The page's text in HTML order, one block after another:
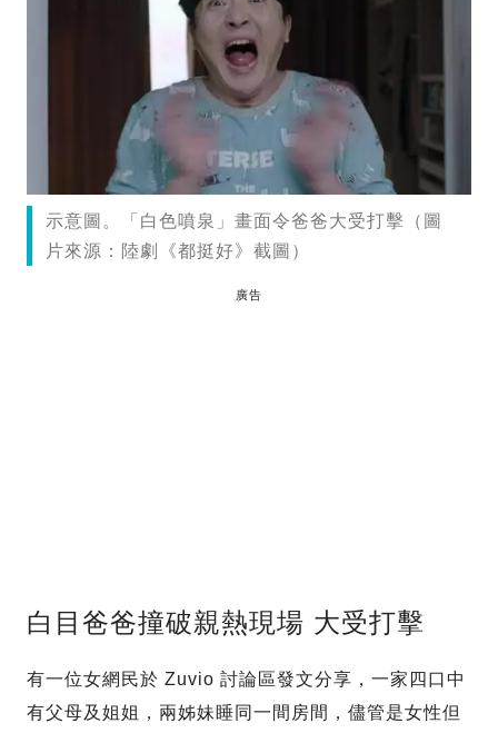
示意圖。「白色噴泉」畫面令爸爸大受打擊（圖
片來源：陸劇《都挺好》截圖）
廣告
白目爸爸撞破親熱現場 大受打擊
有一位女網民於 Zuvio 討論區發文分享，一家四口中
有父母及姐姐，兩姊妹睡同一間房間，儘管是女性但